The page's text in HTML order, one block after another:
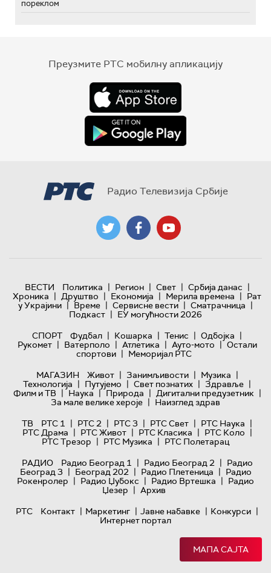
пореклом
Преузмите РТС мобилну апликацију
Радио Телевизија Србије
ВЕСТИ Политика | Регион | Свет | Србија данас |
Хроника | Друштво | Економија | Мерила времена | Рат
у Украјини | Време | Сервисне вести | Сматрачница |
Подкаст | ЕУ могућности 2026
СПОРТ
Фудбал | Кошарка | Тенис | Одбојка |
Рукомет | Ватерполо | Атлетика | Ауто-мото | Остали
спортови | Меморијал РТС
МАГАЗИН
Живот | Занимљивости | Музика |
Технологијa | Путујемо | Свет познатих | Здравље |
Филм и ТВ | Наука | Природа | Дигитални предузетник |
За мале велике хероје | Наизглед здрав
ТВ
РТС 1 | РТС 2 | РТС 3 | РТС Свет | РТС Наука |
РТС Драма | РТС Живот | РТС Класика | РТС Коло |
РТС Трезор | РТС Музика | РТС Полетарац
РАДИО
Радио Београд 1 | Радио Београд 2 | Радио
Београд 3 | Београд 202 | Радио Плетеница | Радио
Рокенролер | Радио Џубокс | Радио Вртешка | Радио
Џезер | Архив
РТС
Контакт | Маркетинг | Јавне набавке | Конкурси |
Интернет портал
МАПА САЈТА